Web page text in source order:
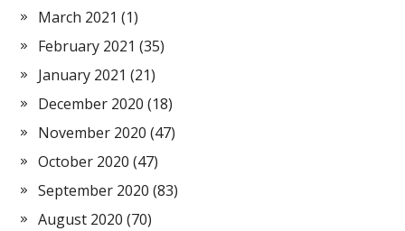
March 2021 (1)
February 2021 (35)
January 2021 (21)
December 2020 (18)
November 2020 (47)
October 2020 (47)
September 2020 (83)
August 2020 (70)